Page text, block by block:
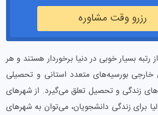
رزرو وقت مشاوره
رتبه بسیار خوبی در دنیا برخوردار هستند و هر
خارجی بورسیه‌های متعدد استانی و تحصیلی
زندگی و تحصیل تعلق می‌گیرد. از شهرهای
برای زندگی دانشجویان، می‌توان به شهرهای